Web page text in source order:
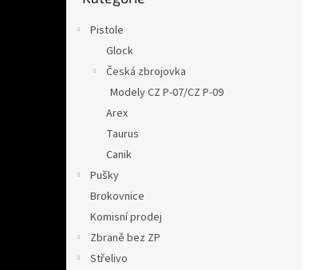
Pistole
Glock
Česká zbrojovka
Modely CZ P-07/CZ P-09
Arex
Taurus
Canik
Pušky
Brokovnice
Komisní prodej
Zbraně bez ZP
Střelivo